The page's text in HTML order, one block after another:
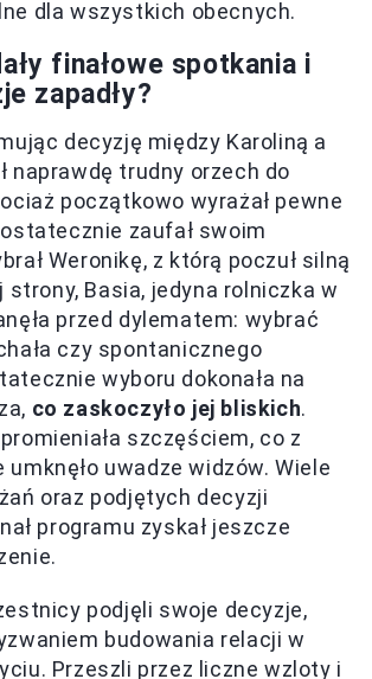
dla wszystkich obecnych.
finałowe spotkania i
zapadły?
decyzję między Karoliną a
naprawdę trudny orzech do
początkowo wyrażał pewne
zaufał swoim
Weronikę, z którą poczuł silną
strony, Basia, jedyna rolniczka w
przed dylematem: wybrać
czy spontanicznego
wyboru dokonała na
co zaskoczyło jej bliskich.
szczęściem, co z
umknęło uwadze widzów. Wiele
oraz podjętych decyzji
programu zyskał jeszcze
podjęli swoje decyzje,
budowania relacji w
Przeszli przez liczne wzloty i